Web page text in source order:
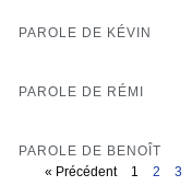
PAROLE DE KÉVIN
PAROLE DE RÉMI
PAROLE DE BENOÎT
« Précédent
1 2 3